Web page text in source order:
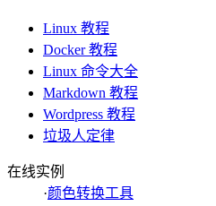
Linux 教程
Docker 教程
Linux 命令大全
Markdown 教程
Wordpress 教程
垃圾人定律
在线实例
·颜色转换工具